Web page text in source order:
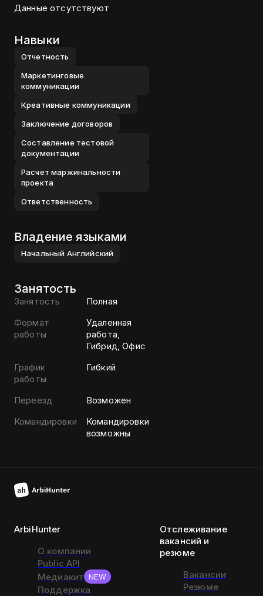
Данные отсутствуют
Навыки
Отчетность
Маркетинговые
коммуникации
Креативные коммуникации
Заключение договоров
Составление тестовой
документации
Расчет маржинальности
проекта
Ответственность
Владение языками
Начальный Английский
Занятость
Занятость
Полная
Формат
работы
Удаленная
работа,
Гибрид, Офис
График
работы
Гибкий
Переезд
Возможен
Командировки
Командировки
возможны
ArbiHunter
О компании
Public API
Медиакит NEW
Поддержка
Отслеживание
вакансий и
резюме
Вакансии
Резюме